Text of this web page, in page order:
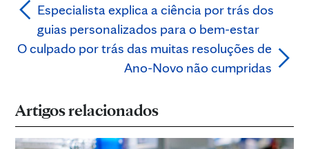
Especialista explica a ciência por trás dos
guias personalizados para o bem-estar
O culpado por trás das muitas resoluções de
Ano-Novo não cumpridas
Artigos relacionados